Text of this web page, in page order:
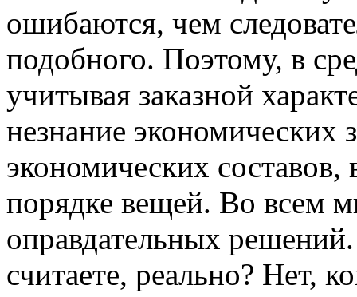
ошибаются, чем
подобного. Поэтому, в
учитывая заказной
незнание экономических
экономических
порядке вещей. Во всем
оправдательных
считаете, реально? Нет,